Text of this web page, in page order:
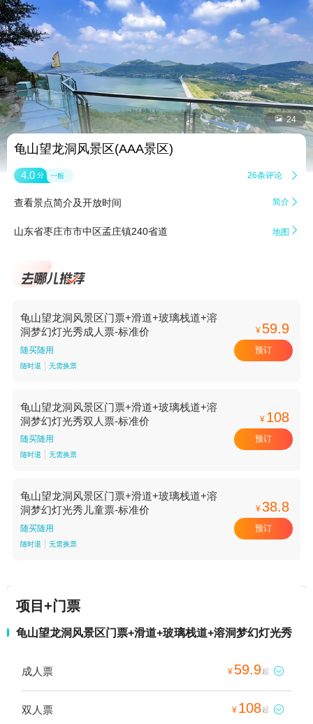
 24
龟山望龙洞风景区(AAA景区)
4.0 分 一般 26条评论 
查看景点简介及开放时间 简介 
山东省枣庄市市中区孟庄镇240省道 地图 
龟山望龙洞风景区门票+滑道+玻璃栈道+溶
洞梦幻灯光秀成人票-标准价
随买随用
随时退 无需换票
¥ 59.9
预订
龟山望龙洞风景区门票+滑道+玻璃栈道+溶
洞梦幻灯光秀双人票-标准价
随买随用
随时退 无需换票
¥ 108
预订
龟山望龙洞风景区门票+滑道+玻璃栈道+溶
洞梦幻灯光秀儿童票-标准价
随买随用
随时退 无需换票
¥38.8
预订
项目+门票
龟山望龙洞风景区门票+滑道+玻璃栈道+溶洞梦幻灯光秀
成人票 ¥ 59.9起 
双人票 ¥ 108起 
